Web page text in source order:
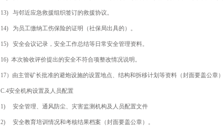
13) 与邻近应急救援组织签订的救援协议。
14) 为员工缴纳工伤保险的证明（社保局出具的）。
15) 安全会议记录，安全工作总结等日常安全管理资料。
16) 本次验收评价提出的安全不符合项整改情况说明。
17）由主管矿长批准的避炮设施的设置地点、结构和拆移计划等资料（封面要盖公章）
C.4安全机构设置及人员配置
1) 安全管理、通风防尘、灾害监测机构及人员配置文件
2) 安全教育培训情况和考核结果档案（封面要盖公章）。